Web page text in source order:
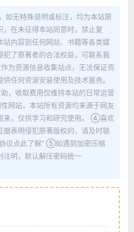
如无特殊说明或标注，均为本站原
，在未征得本站同意时，禁止复
内容到任何网站、书籍等各类媒
犯了原著者的合法权益，可联系我
为资源信息收集站点，无法保证资
任何资源安装使用及技术服务。
，收取费用仅维持本站的日常运营
网站，本站所有资源均来源于网友
来，仅供学习和研究使用。 ④喜欢
据表明侵犯原著版权的，请及时联
议点此了解” ⑤如遇到加密压缩
注明，默认解压密码统一